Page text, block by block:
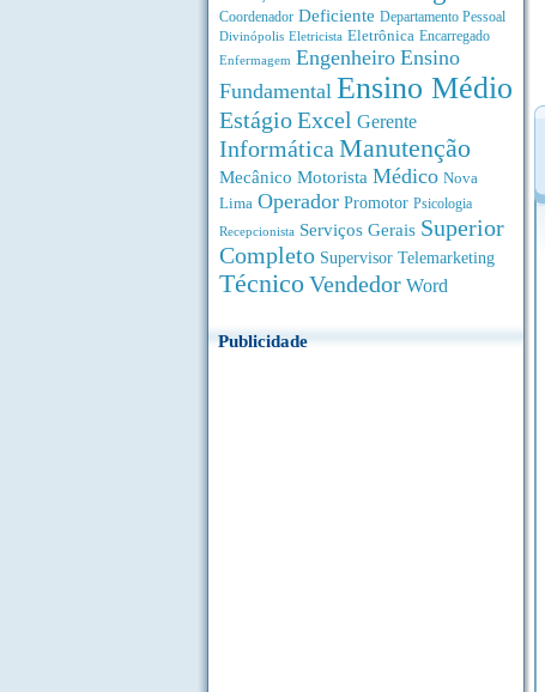
Coordenador Deficiente Departamento Pessoal
Divinópolis Eletricista Eletrônica Encarregado
Enfermagem Engenheiro Ensino
Fundamental Ensino Médio
EstágioExcel Gerente
Informática Manutenção
Mecânico Motorista Médico Nova
Lima Operador Promotor Psicologia
Recepcionista Serviços Gerais Superior
Completo Supervisor Telemarketing
TécnicoVendedor Word
Publicidade